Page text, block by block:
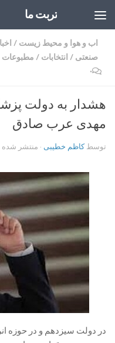
تربت ما
اب و هوا و محیط زیست /
صنعتی / انتخابات / مطبوعات
۰
هشدار به دولت
مهدی عرب صادق
توسطکاظم خطیبی · منتشر شده